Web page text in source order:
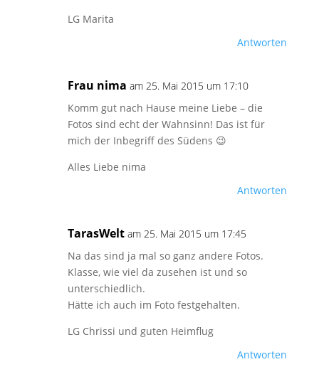
LG Marita
Antworten
Frau nima am 25. Mai 2015 um 17:10
Komm gut nach Hause meine Liebe – die
Fotos sind echt der Wahnsinn! Das ist für
mich der Inbegriff des Südens 😉
Alles Liebe nima
Antworten
TarasWelt am 25. Mai 2015 um 17:45
Na das sind ja mal so ganz andere Fotos.
Klasse, wie viel da zusehen ist und so
unterschiedlich.
Hätte ich auch im Foto festgehalten.
LG Chrissi und guten Heimflug
Antworten